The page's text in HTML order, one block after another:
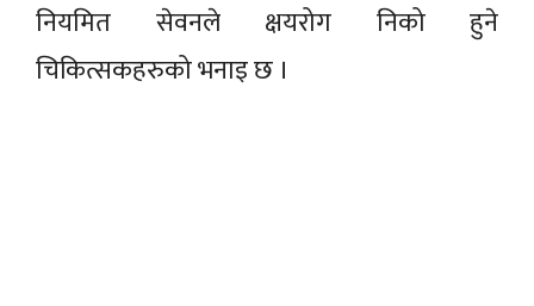
नियमित सेवनले क्षयरोग निको हुने
चिकित्सकहरुको भनाइ छ ।